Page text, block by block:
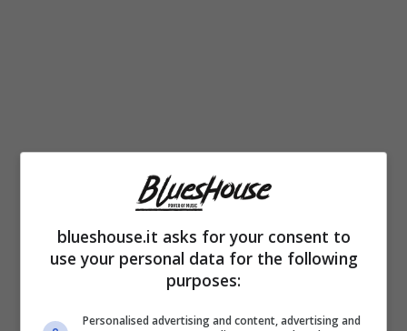
Figlio di Mary Guilbert eTim Buckley
giovanissimo cantante folk-rock morto nel
St. Ann Church di Brooklyn dove cantò per la
prima volta in una serata evento in memoria
proprio del padre. Ma quelli non erano i suoi
blueshouse.it asks for your consent to
use your personal data for the following
purposes:
Personalised advertising and content, advertising and